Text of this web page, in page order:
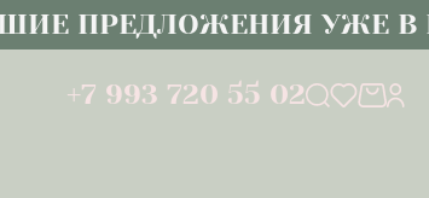
ПРЕДЛОЖЕНИЯ УЖЕ В
+7 993 720 55 02